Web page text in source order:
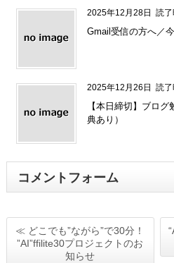
2025年12月28日 読
Gmail受信の方へ／
2025年12月26日 読
【本日締切】ブロ
典あり）
コメントフォーム
≪ どこでも”ながら”で30分！
”AI”ffilite30プロジェクトのお
知らせ